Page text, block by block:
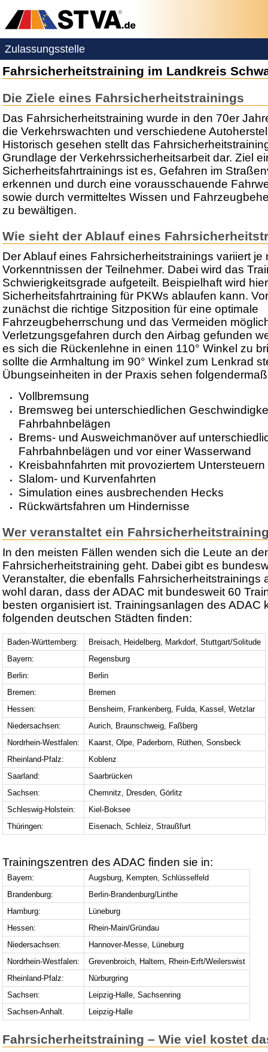
Zulassungsstelle
Fahrsicherheitstraining im Landkreis
Die Ziele eines Fahrsicherheitstrainings
Das Fahrsicherheitstraining wurde in den 70er
die Verkehrswachten und verschiedene
Historisch gesehen stellt das
Grundlage der Verkehrssicherheitsarbeit dar. Ziel
Sicherheitsfahrtrainings ist es, Gefahren im
erkennen und durch eine vorausschauende
sowie durch vermitteltes Wissen und
zu bewältigen.
Wie sieht der Ablauf eines
Der Ablauf eines Fahrsicherheitstrainings variiert
Vorkenntnissen der Teilnehmer. Dabei wird das
Schwierigkeitsgrade aufgeteilt. Beispielhaft wird
Sicherheitsfahrtraining für PKWs ablaufen kann.
zunächst die richtige Sitzposition für eine optimale
Fahrzeugbeherrschung und das Vermeiden
Verletzungsgefahren durch den Airbag gefunden
es sich die Rückenlehne in einen 110° Winkel zu
sollte die Armhaltung im 90° Winkel zum Lenkrad
Übungseinheiten in der Praxis sehen
Vollbremsung
Bremsweg bei unterschiedlichen
Fahrbahnbelägen
Brems- und Ausweichmanöver auf
Fahrbahnbelägen und vor einer Wasserwand
Kreisbahnfahrten mit provoziertem
Slalom- und Kurvenfahrten
Simulation eines ausbrechenden Hecks
Rückwärtsfahren um Hindernisse
Wer veranstaltet ein
In den meisten Fällen wenden sich die Leute an
Fahrsicherheitstraining geht. Dabei gibt es
Veranstalter, die ebenfalls Fahrsicherheitstrainings
wohl daran, dass der ADAC mit bundesweit 60
besten organisiert ist. Trainingsanlagen des ADAC
folgenden deutschen Städten finden:
Baden-Württemberg:
Breisach, Heidelberg, Markdorf, Stuttgart/Solitude
Bayern:
Regensburg
Berlin:
Berlin
Bremen:
Bremen
Hessen:
Bensheim, Frankenberg, Fulda, Kassel, Wetzlar
Niedersachsen:
Aurich, Braunschweig, Faßberg
Nordrhein-Westfalen:
Kaarst, Olpe, Paderborn, Rüthen, Sonsbeck
Rheinland-Pfalz:
Koblenz
Saarland:
Saarbrücken
Sachsen:
Chemnitz, Dresden, Görlitz
Schleswig-Holstein:
Kiel-Boksee
Thüringen:
Eisenach, Schleiz, Straußfurt
Trainingszentren des ADAC finden sie in:
Bayern:
Augsburg, Kempten, Schlüsselfeld
Brandenburg:
Berlin-Brandenburg/Linthe
Hamburg:
Lüneburg
Hessen:
Rhein-Main/Gründau
Niedersachsen:
Hannover-Messe, Lüneburg
Nordrhein-Westfalen:
Grevenbroich, Haltern, Rhein-Erft/Weilerswist
Rheinland-Pfalz:
Nürburgring
Sachsen:
Leipzig-Halle, Sachsenring
Sachsen-Anhalt.
Leipzig-Halle
Fahrsicherheitstraining – Wie viel kostet